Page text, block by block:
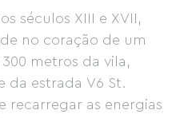
séculos XIII e XVII,
no coração de um
metros da vila,
da estrada V6 St.
recarregar as energias